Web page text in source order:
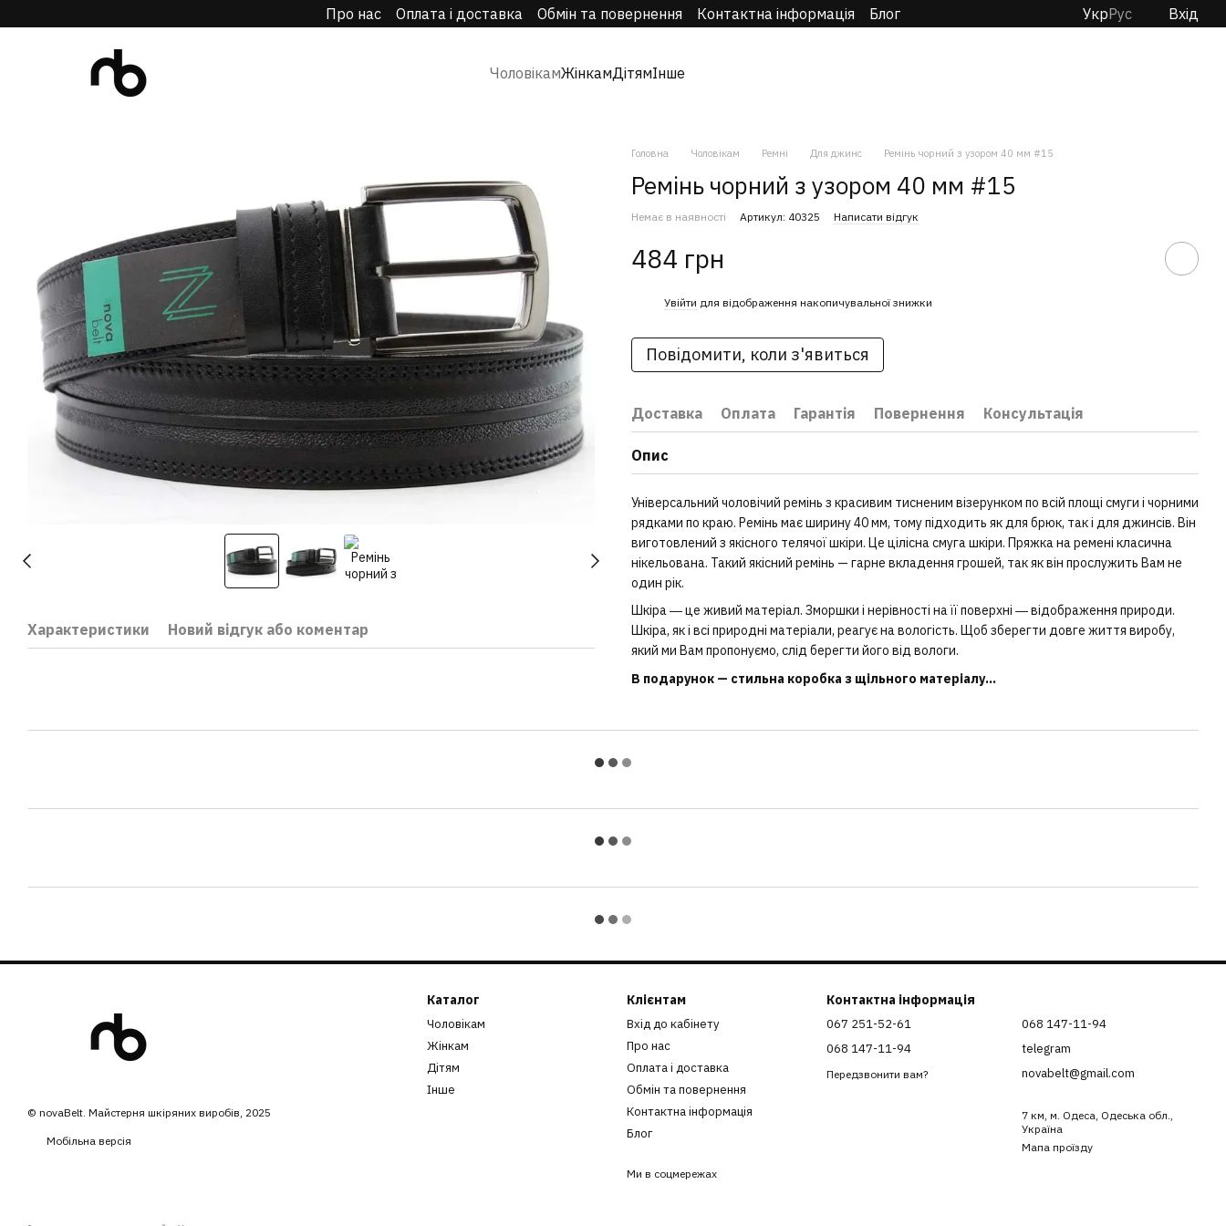
Про нас Оплата і доставка Обмін та повернення Контактна інформація Блог УкрРус Вхід
ЧоловікамЖінкамДітямІнше
Характеристики Новий відгук або коментар
Головна Чоловікам Ремні Для джинс Ремінь чорний з узором 40 мм #15
Ремінь чорний з узором 40 мм #15
Немає в наявності Артикул: 40325 Написати відгук
484 грн
Увійти для відображення накопичувальної знижки
Повідомити, коли з'явиться
Доставка Оплата Гарантія Повернення Консультація
Опис
Універсальний чоловічий ремінь з красивим тисненим візерунком по всій площі смуги і чорними
рядками по краю. Ремінь має ширину 40 мм, тому підходить як для брюк, так і для джинсів. Він
виготовлений з якісного телячої шкіри. Це цілісна смуга шкіри. Пряжка на ремені класична
нікельована. Такий якісний ремінь — гарне вкладення грошей, так як він прослужить Вам не
один рік.
Шкіра ― це живий матеріал. Зморшки і нерівності на її поверхні ― відображення природи.
Шкіра, як і всі природні матеріали, реагує на вологість. Щоб зберегти довге життя виробу,
який ми Вам пропонуємо, слід берегти його від вологи.
В подарунок — стильна коробка з щільного матеріалу...
© novaBelt. Майстерня шкіряних виробів, 2025
Мобільна версія
Каталог
Чоловікам
Жінкам
Дітям
Інше
Клієнтам
Вхід до кабінету
Про нас
Оплата і доставка
Обмін та повернення
Контактна інформація
Блог
Ми в соцмережах
Контактна інформація
067 251-52-61
068 147-11-94
Передзвонити вам?
068 147-11-94
telegram
novabelt@gmail.com
7 км, м. Одеса, Одеська обл.,
Україна
Мапа проїзду